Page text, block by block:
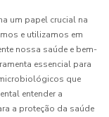
um papel crucial na
e utilizamos em
nossa saúde e bem-
essencial para
que
entender a
a proteção da saúde